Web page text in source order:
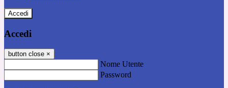
Accedi
Accedi
button close ×
Nome Utente
Password